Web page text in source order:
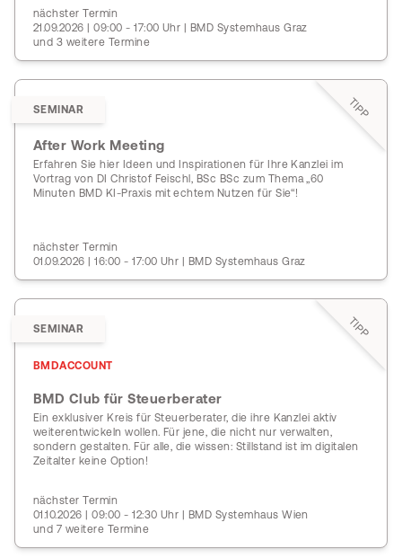
nächster Termin
21.09.2026 | 09:00 - 17:00 Uhr | BMD Systemhaus Graz
und 3 weitere Termine
TIPP
SEMINAR
After Work Meeting
Erfahren Sie hier Ideen und Inspirationen für Ihre Kanzlei im
Vortrag von DI Christof Feischl, BSc BSc zum Thema „60
Minuten BMD KI-Praxis mit echtem Nutzen für Sie“!
nächster Termin
01.09.2026 | 16:00 - 17:00 Uhr | BMD Systemhaus Graz
TIPP
SEMINAR
BMDACCOUNT
BMD Club für Steuerberater
Ein exklusiver Kreis für Steuerberater, die ihre Kanzlei aktiv
weiterentwickeln wollen. Für jene, die nicht nur verwalten,
sondern gestalten. Für alle, die wissen: Stillstand ist im digitalen
Zeitalter keine Option!
nächster Termin
01.10.2026 | 09:00 - 12:30 Uhr | BMD Systemhaus Wien
und 7 weitere Termine